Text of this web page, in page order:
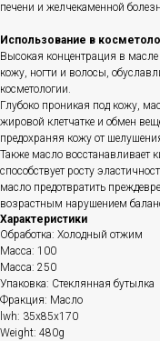
печени и желчекаменной
Использование в
Высокая концентрация в
кожу, ногти и волосы,
косметологии.
Глубоко проникая под кожу,
жировой клетчатке и обмен
предохраняя кожу от
Также масло восстанавливает
способствует росту
масло предотвратить
возрастным нарушением
Характеристики
Обработка: Холодный отжим
Масса: 100
Масса: 250
Упаковка: Стеклянная бутылка
Фракция: Масло
lwh: 35x85x170
Weight: 480g